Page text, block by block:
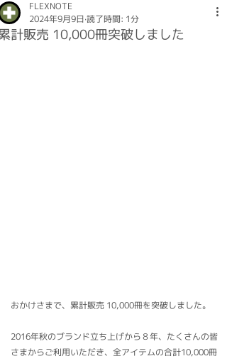
計販売 10,000冊突破しました
FLEXNOTE
2024年9月9日 読了時間: 1分
おかけさまで、累計販売 10,000冊を突破しました。
2016年秋のブランド立ち上げから８年、たくさんの皆
さまからご利用いただき、全アイテムの合計10,000冊